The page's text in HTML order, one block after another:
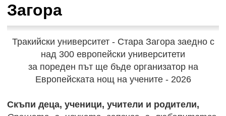
Загора
Тракийски университет - Стара Загора заедно с
над 300 европейски университети
за пореден път ще бъде организатор на
Европейската нощ на учените - 2026
Скъпи деца, ученици, учители и родители,